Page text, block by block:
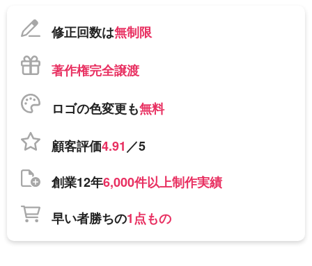
修正回数は無制限
著作権完全譲渡
ロゴの色変更も無料
顧客評価4.91／5
創業12年6,000件以上制作実績
早い者勝ちの1点もの